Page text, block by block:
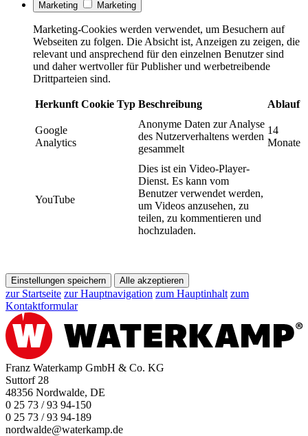
Marketing Marketing
Marketing-Cookies werden verwendet, um Besuchern auf
Webseiten zu folgen. Die Absicht ist, Anzeigen zu zeigen, die
relevant und ansprechend für den einzelnen Benutzer sind
und daher wertvoller für Publisher und werbetreibende
Drittparteien sind.
Herkunft Cookie Typ Beschreibung Ablauf
Google
Analytics
Anonyme Daten zur Analyse
des Nutzerverhaltens werden
gesammelt
14
Monate
YouTube
Dies ist ein Video-Player-
Dienst. Es kann vom
Benutzer verwendet werden,
um Videos anzusehen, zu
teilen, zu kommentieren und
hochzuladen.
Einstellungen speichern Alle akzeptieren
zur Startseite zur Hauptnavigation zum Hauptinhalt zum
Kontaktformular
Franz Waterkamp GmbH & Co. KG
Suttorf 28
48356 Nordwalde, DE
0 25 73 / 93 94-150
0 25 73 / 93 94-189
nordwalde@waterkamp.de